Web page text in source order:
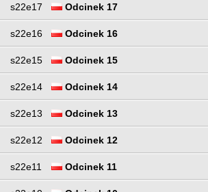
s22e17 Odcinek 17
s22e16 Odcinek 16
s22e15 Odcinek 15
s22e14 Odcinek 14
s22e13 Odcinek 13
s22e12 Odcinek 12
s22e11 Odcinek 11